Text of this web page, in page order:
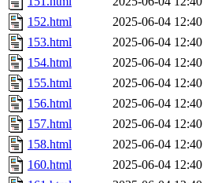
152.html
2025-06-04 12:40
153.html
2025-06-04 12:40
154.html
2025-06-04 12:40
155.html
2025-06-04 12:40
156.html
2025-06-04 12:40
157.html
2025-06-04 12:40
158.html
2025-06-04 12:40
160.html
2025-06-04 12:40